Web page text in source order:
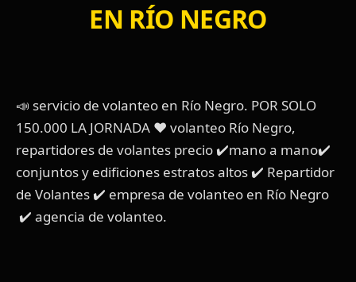
EN RÍO NEGRO
📣 servicio de volanteo en Río Negro. POR SOLO
150.000 LA JORNADA ❤️ volanteo Río Negro,
repartidores de volantes precio ✔️mano a mano✔️
conjuntos y edificiones estratos altos ✔️ Repartidor
de Volantes ✔️ empresa de volanteo en Río Negro
✔️ agencia de volanteo.